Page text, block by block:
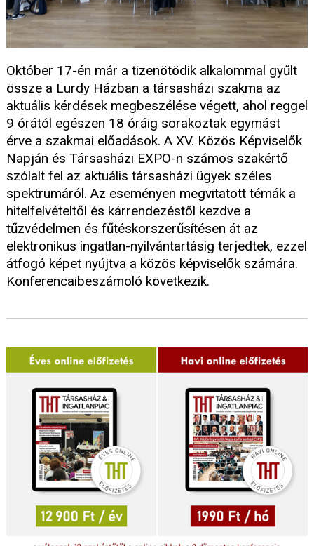
Október 17-én már a tizenötödik alkalommal gyűlt
össze a Lurdy Házban a társasházi szakma az
aktuális kérdések megbeszélése végett, ahol reggel
9 órától egészen 18 óráig sorakoztak egymást
érve a szakmai előadások. A XV. Közös Képviselők
Napján és Társasházi EXPO-n számos szakértő
szólalt fel az aktuális társasházi ügyek széles
spektrumáról. Az eseményen megvitatott témák a
hitelfelvételtől és kárrendezéstől kezdve a
tűzvédelmen és fűtéskorszerűsítésen át az
elektronikus ingatlan-nyilvántartásig terjedtek, ezzel
átfogó képet nyújtva a közös képviselők számára.
Konferencaibeszámoló következik.